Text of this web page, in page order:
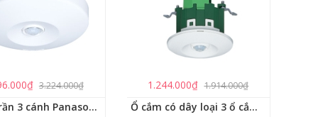
3.224.000₫ 1.244.000₫ 1.914.000₫
Quạt trần 3 cánh Panasonic F-60FV2 Ổ cắm có dây loại 3 ổ cắm, 2 USB, 1 công tắc - WCHG243322W-VN